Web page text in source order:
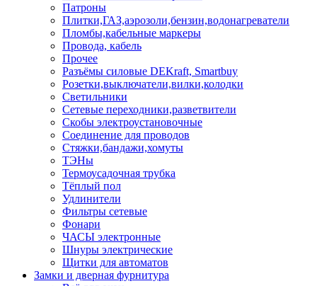
Патроны
Плитки,ГАЗ,аэрозоли,бензин,водонагреватели
Пломбы,кабельные маркеры
Провода, кабель
Прочее
Разъёмы силовые DEKraft, Smartbuy
Розетки,выключатели,вилки,колодки
Светильники
Сетевые переходники,разветвители
Скобы электроустановочные
Соединение для проводов
Стяжки,бандажи,хомуты
ТЭНы
Термоусадочная трубка
Тёплый пол
Удлинители
Фильтры сетевые
Фонари
ЧАСЫ электронные
Шнуры электрические
Щитки для автоматов
Замки и дверная фурнитура